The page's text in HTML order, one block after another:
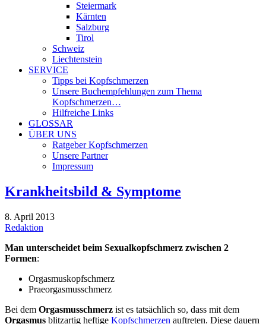
Steiermark
Kärnten
Salzburg
Tirol
Schweiz
Liechtenstein
SERVICE
Tipps bei Kopfschmerzen
Unsere Buchempfehlungen zum Thema
Kopfschmerzen…
Hilfreiche Links
GLOSSAR
ÜBER UNS
Ratgeber Kopfschmerzen
Unsere Partner
Impressum
Krankheitsbild & Symptome
8. April 2013
Redaktion
Man unterscheidet beim Sexualkopfschmerz zwischen 2
Formen:
Orgasmuskopfschmerz
Praeorgasmusschmerz
Bei dem Orgasmusschmerz ist es tatsächlich so, dass mit dem
Orgasmus blitzartig heftige Kopfschmerzen auftreten. Diese dauern